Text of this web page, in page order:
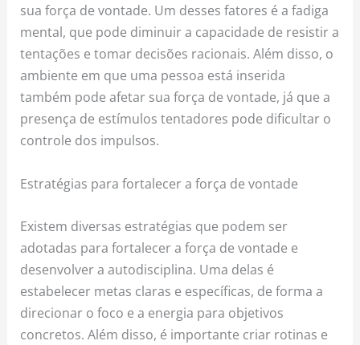
sua força de vontade. Um desses fatores é a fadiga
mental, que pode diminuir a capacidade de resistir a
tentações e tomar decisões racionais. Além disso, o
ambiente em que uma pessoa está inserida
também pode afetar sua força de vontade, já que a
presença de estímulos tentadores pode dificultar o
controle dos impulsos.
Estratégias para fortalecer a força de vontade
Existem diversas estratégias que podem ser
adotadas para fortalecer a força de vontade e
desenvolver a autodisciplina. Uma delas é
estabelecer metas claras e específicas, de forma a
direcionar o foco e a energia para objetivos
concretos. Além disso, é importante criar rotinas e